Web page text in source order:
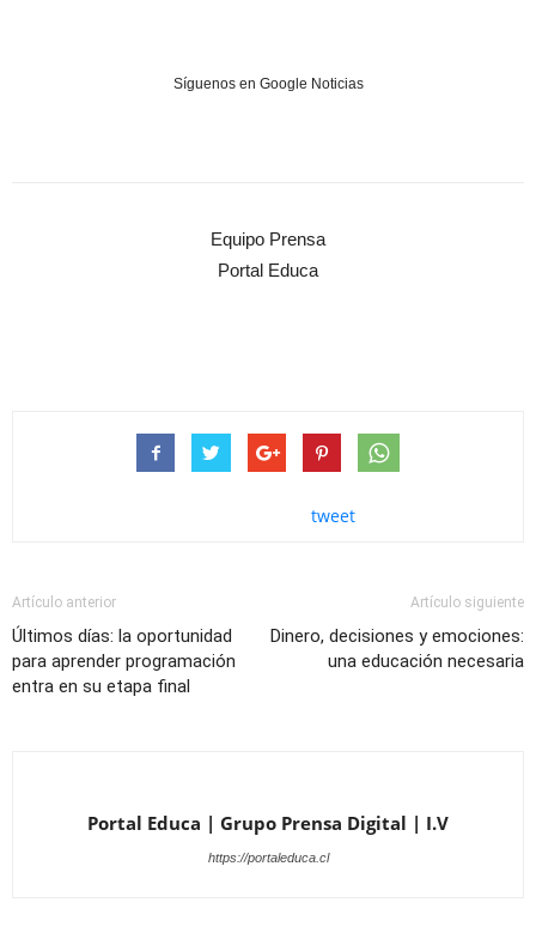
Síguenos en Google Noticias
Equipo Prensa
Portal Educa
tweet
Artículo anterior
Últimos días: la oportunidad
para aprender programación
entra en su etapa final
Artículo siguiente
Dinero, decisiones y emociones:
una educación necesaria
Portal Educa | Grupo Prensa Digital | I.V
https://portaleduca.cl